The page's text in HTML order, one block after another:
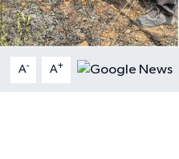
A- A+